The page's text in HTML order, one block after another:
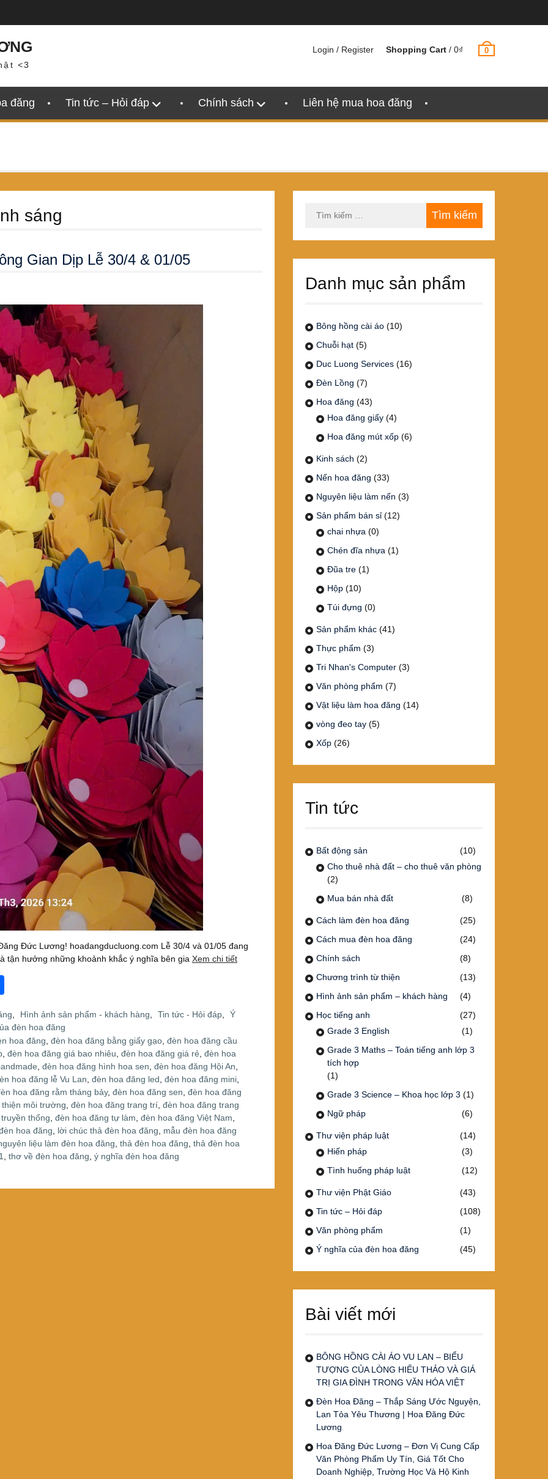
<3
Login / Register Shopping Cart / 0₫ 0
đăng Tin tức – Hỏi đáp Chính sách Liên hệ mua hoa đăng
sáng
Gian Dịp Lễ 30/4 & 01/05
Đức Lương! hoadangducluong.com Lễ 30/4 và 01/05 đang
tận hưởng những khoảnh khắc ý nghĩa bên gia Xem chi tiết
ar
e
Hình ảnh sản phẩm - khách hàng Tin tức - Hỏi đáp,
Ý
đèn hoa đăng
hoa đăng đèn hoa đăng bằng giấy gạo đèn hoa đăng cầu
, đèn hoa đăng giá bao nhiêu đèn hoa đăng giá rẻ đèn hoa
đèn hoa đăng hình hoa sen đèn hoa đăng Hội An
hoa đăng lễ Vu Lan đèn hoa đăng led đèn hoa đăng mini
hoa đăng rằm tháng bảy, đèn hoa đăng sen đèn hoa đăng
môi trường đèn hoa đăng trang trí đèn hoa đăng trang
thống đèn hoa đăng tự làm đèn hoa đăng Việt Nam
hoa đăng lời chúc thả đèn hoa đăng
mẫu đèn hoa đăng
liệu làm đèn hoa đăng thả đèn hoa đăng thả đèn hoa
thơ về đèn hoa đăng ý nghĩa đèn hoa đăng
kiếm
Danh mục sản phẩm
Bông hồng cài áo (10)
Chuỗi hạt (5)
Duc Luong Services (16)
Đèn Lồng (7)
Hoa đăng (43)
Hoa đăng giấy (4)
Hoa đăng mút xốp (6)
Kinh sách (2)
Nến hoa đăng (33)
Nguyên liệu làm nến (3)
Sản phẩm bán sỉ (12)
chai nhựa (0)
Chén đĩa nhựa (1)
Đũa tre (1)
Hộp (10)
Túi đựng (0)
Sản phẩm khác (41)
Thực phẩm (3)
Tri Nhan's Computer (3)
Văn phòng phẩm (7)
Vật liệu làm hoa đăng (14)
vòng đeo tay (5)
Xốp (26)
Tin tức
Bất động sản
(10)
Cho thuê nhà đất – cho thuê văn phòng
(2)
Mua bán nhà đất
(8)
Cách làm đèn hoa đăng
(25)
Cách mua đèn hoa đăng
(24)
Chính sách
(8)
Chương trình từ thiện
(13)
Hình ảnh sản phẩm – khách hàng
(4)
Học tiếng anh
(27)
Grade 3 English
(1)
Grade 3 Maths – Toán tiếng anh lớp 3
tích hợp
(1)
Grade 3 Science – Khoa học lớp 3 (1)
Ngữ pháp
(6)
Thư viện pháp luật
(14)
Hiến pháp
(3)
Tình huống pháp luật
(12)
Thư viện Phật Giáo
(43)
Tin tức – Hỏi đáp
(108)
Văn phòng phẩm
(1)
Ý nghĩa của đèn hoa đăng
(45)
Bài viết mới
BÔNG HỒNG CÀI ÁO VU LAN – BIỂU
TƯỢNG CỦA LÒNG HIẾU THẢO VÀ GIÁ
TRỊ GIA ĐÌNH TRONG VĂN HÓA VIỆT
Đèn Hoa Đăng – Thắp Sáng Ước Nguyện,
Lan Tỏa Yêu Thương | Hoa Đăng Đức
Lương
Hoa Đăng Đức Lương – Đơn Vị Cung Cấp
Văn Phòng Phẩm Uy Tín, Giá Tốt Cho
Doanh Nghiệp, Trường Học Và Hộ Kinh